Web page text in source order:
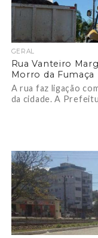
GERAL
Rua Vanteiro
Morro da Fumaça
A rua faz ligação
da cidade. A